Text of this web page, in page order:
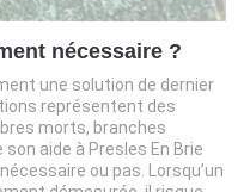
nécessaire ?
une solution de dernier
représentent des
morts, branches
aide à Presles En Brie
ou pas. Lorsqu’un